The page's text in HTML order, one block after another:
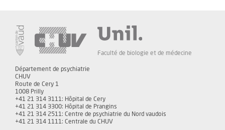
Faculté de biologie et de médecine
Département de psychiatrie
CHUV
Route de Cery 1
1008 Prilly
+41 21 314 3111: Hôpital de Cery
+41 21 314 3300: Hôpital de Prangins
+41 21 314 2511: Centre de psychiatrie du Nord vaudois
+41 21 314 1111: Centrale du CHUV